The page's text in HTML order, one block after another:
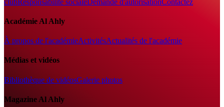
Académie Al Ahly
À propos de l'académieActivitésActualités de l'académie
Médias et vidéos
Bibliothèque de vidéosGalerie photos
Magazine Al Ahly